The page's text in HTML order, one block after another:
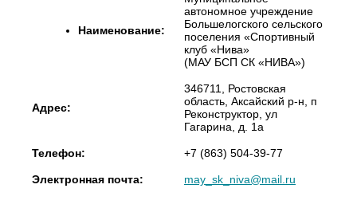
Наименование:
автономное учреждение
Большелогского сельского
поселения «Спортивный
клуб «Нива»
(МАУ БСП СК «НИВА»)
Адрес:
346711, Ростовская
область, Аксайский р-н, п
Реконструктор, ул
Гагарина, д. 1а
Телефон: +7 (863) 504-39-77
Электронная почта: may_sk_niva@mail.ru